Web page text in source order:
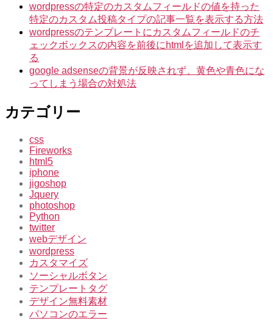
wordpressの特定のカスタムフィールドの値を持った
特定のカスタム投稿タイプの記事一覧を表示する方法
wordpressのテンプレートにカスタムフィールドのチ
ェックボックスの内容を前後にhtmlを追加して表示す
る
google adsenseの背景が反映されず、黄色や青色にな
ってしまう場合の対処法
カテゴリー
css
Fireworks
html5
iphone
jigoshop
Jquery
photoshop
Python
twitter
webデザイン
wordpress
カスタマイズ
ソーシャルボタン
テンプレートタグ
デザイン無料素材
パソコンのエラー